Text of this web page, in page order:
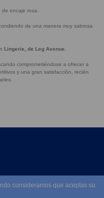
encaje rosa.
de una manera muy sabrosa
Lingerie, de Leg Avenue.
comprometiéndose a ofrecer a
y una gran satisfacción, recién
consideramos que aceptas su